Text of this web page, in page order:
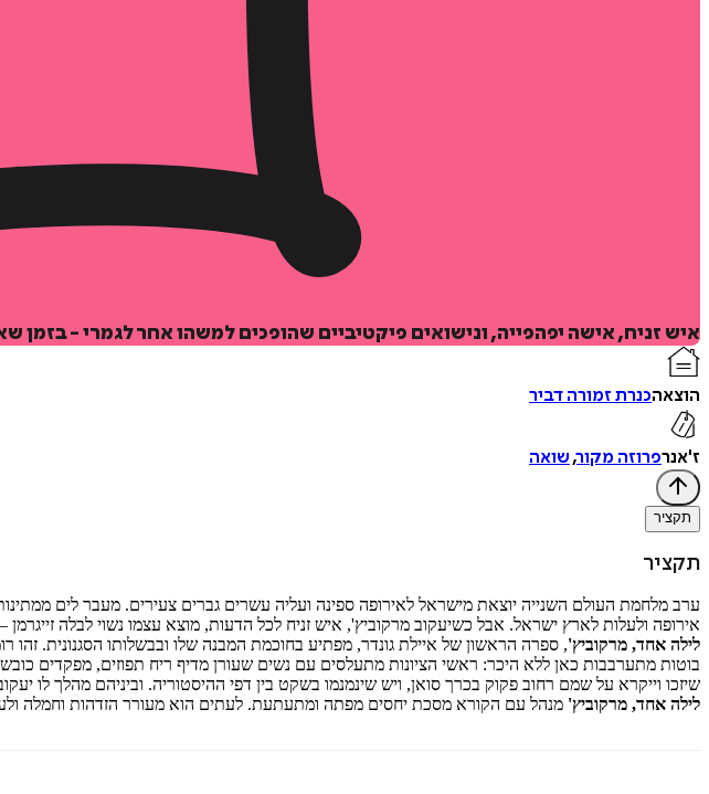
איש זניח, אישה יפהפייה, ונישואים פיקטיביים שהופכים למשהו אחר לגמרי -
הוצאהכנרת זמורה דביר
ז'אנרפרוזה מקור,שואה
תקציר
תקציר
ערב מלחמת העולם השנייה יוצאת מישראל לאירופה ספינה ועליה עשרים גברים צעירים. מעבר לים
אירופה ולעלות לארץ ישראל. אבל כשיעקוב מרקוביץ', איש זניח לכל הדעות, מוצא עצמו נשוי לבלה
לילה אחד, מרקוביץ', ספרה הראשון של איילת גונדר, מפתיע בחוכמת המבנה שלו ובבשלותו הסגנונית.
בוטות מתערבבות כאן ללא היכר: ראשי הציונות מתעלסים עם נשים שעורן מדיף ריח תפוזים, מפקדים
שיזכו וייקרא על שמם רחוב פקוק בכרך סואן, ויש שינמנמו בשקט בין דפי ההיסטוריה. וביניהם מהלך לו
לילה אחד, מרקוביץ' מנהל עם הקורא מסכת יחסים מפתה ומתעתעת. לעתים הוא מעורר הזדהות וחמלה